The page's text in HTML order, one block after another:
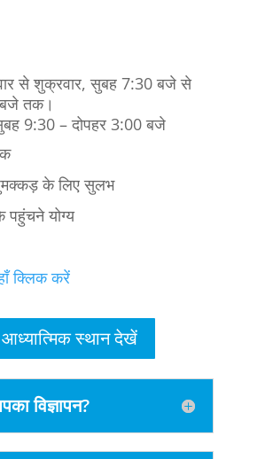
से शुक्रवार, सुबह 7:30 बजे से
तक।
9:30 – दोपहर 3:00 बजे
के लिए सुलभ
पहुंचने योग्य
क्लिक करें
आध्यात्मिक स्थान देखें
विज्ञापन?